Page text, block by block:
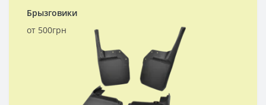
Брызговики
от 500грн